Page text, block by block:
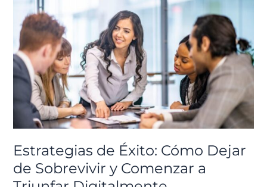
Estrategias de Éxito: Cómo Dejar
de Sobrevivir y Comenzar a
Éxito:
Cómo
Dejar
de
Sobrevivir
Comenzar
Digitalmente